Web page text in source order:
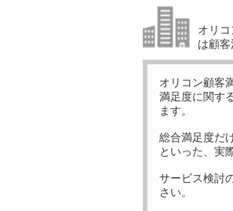
オリ
は顧客
オリコン顧客
満足度に関す
ます。
総合満足度だ
といった、実
サービス検討
さい。